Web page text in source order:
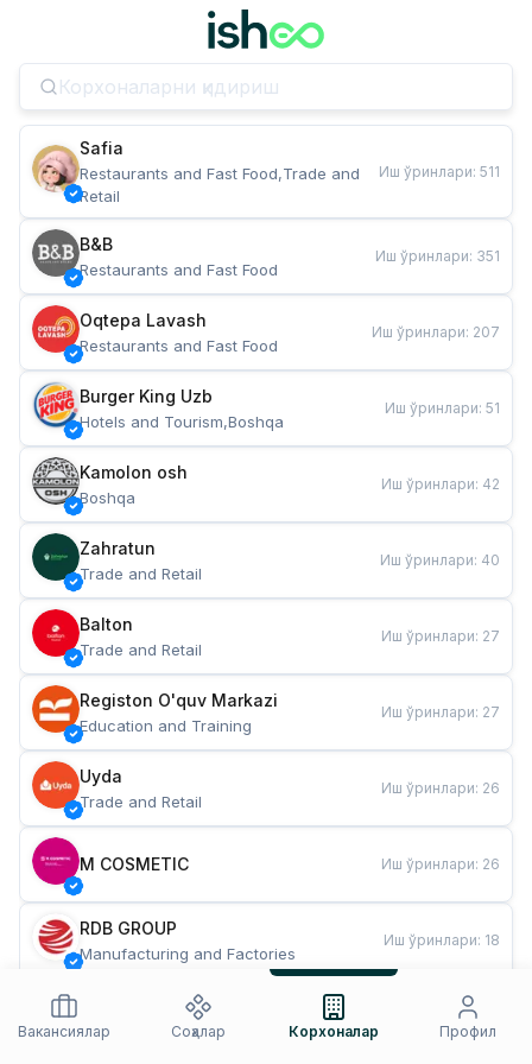
Safia
Restaurants and Fast Food,Trade and
Retail
Иш ўринлари: 511
B&B
Restaurants and Fast Food
Иш ўринлари: 351
Oqtepa Lavash
Restaurants and Fast Food
Иш ўринлари: 207
Burger King Uzb
Hotels and Tourism,Boshqa
Иш ўринлари: 51
Kamolon osh
Boshqa
Иш ўринлари: 42
Zahratun
Trade and Retail
Иш ўринлари: 40
Balton
Trade and Retail
Иш ўринлари: 27
Registon O'quv Markazi
Education and Training
Иш ўринлари: 27
Uyda
Trade and Retail
Иш ўринлари: 26
M COSMETIC Иш ўринлари: 26
RDB GROUP
Manufacturing and Factories
Иш ўринлари: 18
Restaurants and Fast Food
Иш ўринлари
Вакансиялар
Соҳалар Корхоналар Профил